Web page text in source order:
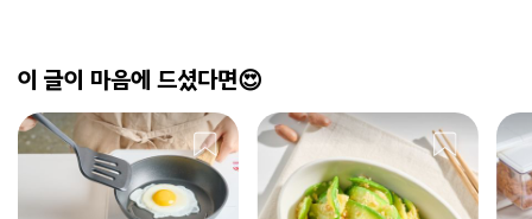
이 글이 마음에 드셨다면😍